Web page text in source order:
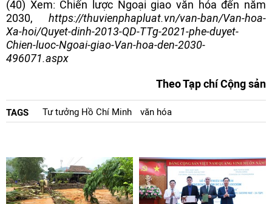
(40) Xem: Chiến lược Ngoại giao văn hóa đến năm
2030, https://thuvienphapluat.vn/van-ban/Van-hoa-
Xa-hoi/Quyet-dinh-2013-QD-TTg-2021-phe-duyet-
Chien-luoc-Ngoai-giao-Van-hoa-den-2030-
496071.aspx
Theo Tạp chí Cộng sản
TAGS Tư tưởng Hồ Chí Minh văn hóa